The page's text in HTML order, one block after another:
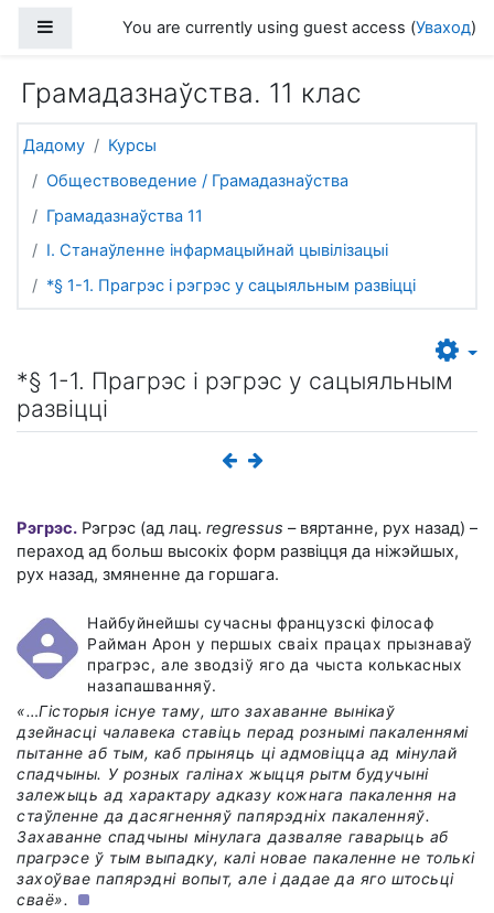
Side panelYou are currently using guest access (Уваход)
Грамадазнаўства. 11 клас
Дадому
Курсы
Обществоведение / Грамадазнаўства
Грамадазнаўства 11
I. Станаўленне інфармацыйнай цывілізацыі
*§ 1-1. Прагрэс і рэгрэс у сацыяльным развіцці
*§ 1-1. Прагрэс і рэгрэс у сацыяльным
развіцці
Рэгрэс. Рэгрэс (ад лац. regressus – вяртанне, рух назад) –
пераход ад больш высокіх форм развіцця да ніжэйшых,
рух назад, змяненне да горшага.
Найбуйнейшы сучасны французскі філосаф
Райман Арон у першых сваіх працах прызнаваў
прагрэс, але зводзіў яго да чыста колькасных
назапашванняў.
«…Гісторыя існуе таму, што захаванне вынікаў
дзейнасці чалавека ставіць перад рознымі пакаленнямі
пытанне аб тым, каб прыняць ці адмовіцца ад мінулай
спадчыны. У розных галінах жыцця рытм будучыні
залежыць ад характару адказу кожнага пакалення на
стаўленне да дасягненняў папярэдніх пакаленняў.
Захаванне спадчыны мінулага дазваляе гаварыць аб
прагрэсе ў тым выпадку, калі новае пакаленне не толькі
захоўвае папярэдні вопыт, але і дадае да яго штосьці
сваё».